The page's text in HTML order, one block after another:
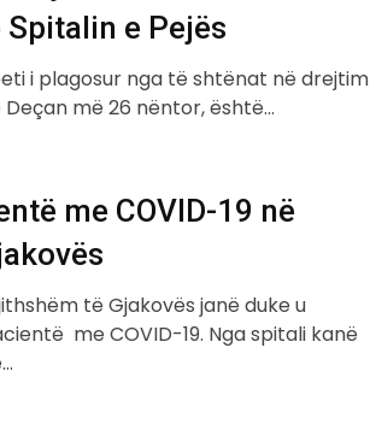
e Pejës
i plagosur nga të shtënat në drejtim
më 26 nëntor, është…
me COVID-19 në
të Gjakovës janë duke u
me COVID-19. Nga spitali kanë